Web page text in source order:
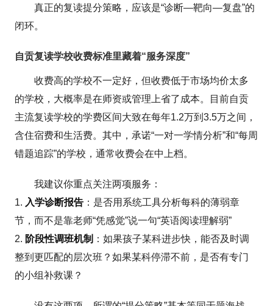
真正的复读提分策略，应该是“诊断—靶向—复盘”的
闭环。
自贡复读学校收费标准里藏着“服务深度”
收费高的学校不一定好，但收费低于市场均价太多
的学校，大概率是在师资或管理上省了成本。目前自贡
主流复读学校的学费区间大致在每年1.2万到3.5万之间，
含住宿费和生活费。其中，承诺“一对一学情分析”和“每周
错题追踪”的学校，通常收费会在中上档。
我建议你重点关注两项服务：
1. 入学诊断报告 ：是否用系统工具分析每科的薄弱章
节，而不是靠老师“凭感觉”说一句“英语阅读理解弱”
2. 阶段性调班机制 ：如果孩子某科进步快，能否及时调
整到更匹配的层次班？如果某科停滞不前，是否有专门
的小组补救课？